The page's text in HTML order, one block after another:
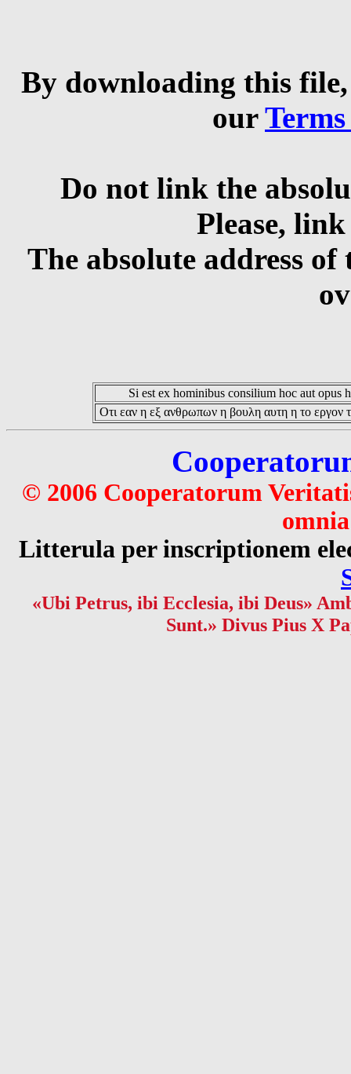
By downloading this
our
Do not link the
Please,
The absolute address
Si est ex hominibus consilium hoc aut opus
Οτι εαν η εξ ανθρωπων η βουλη αυτη η το εργον
© 2006 Cooperatorum
Litterula per inscriptionem
«Ubi Petrus, ibi Ecclesia, ibi Deus»
Sunt.» Divus Pius X